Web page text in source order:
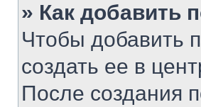
» Как добавить
Чтобы добавить
создать ее в
После создания